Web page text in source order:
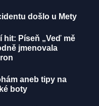
došlo u Mety
hit: Píseň „Veď mě
jmenovala
aneb tipy na
boty